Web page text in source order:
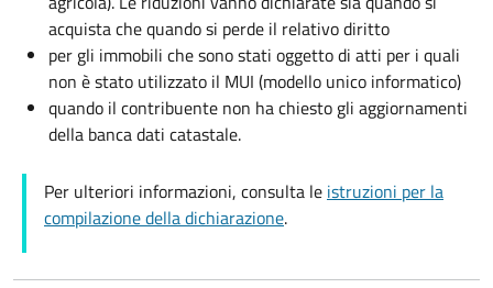
acquista che quando si perde il relativo diritto
per gli immobili che sono stati oggetto di atti per i quali
non è stato utilizzato il MUI (modello unico informatico)
quando il contribuente non ha chiesto gli aggiornamenti
della banca dati catastale.
Per ulteriori informazioni, consulta le istruzioni per la
compilazione della dichiarazione.